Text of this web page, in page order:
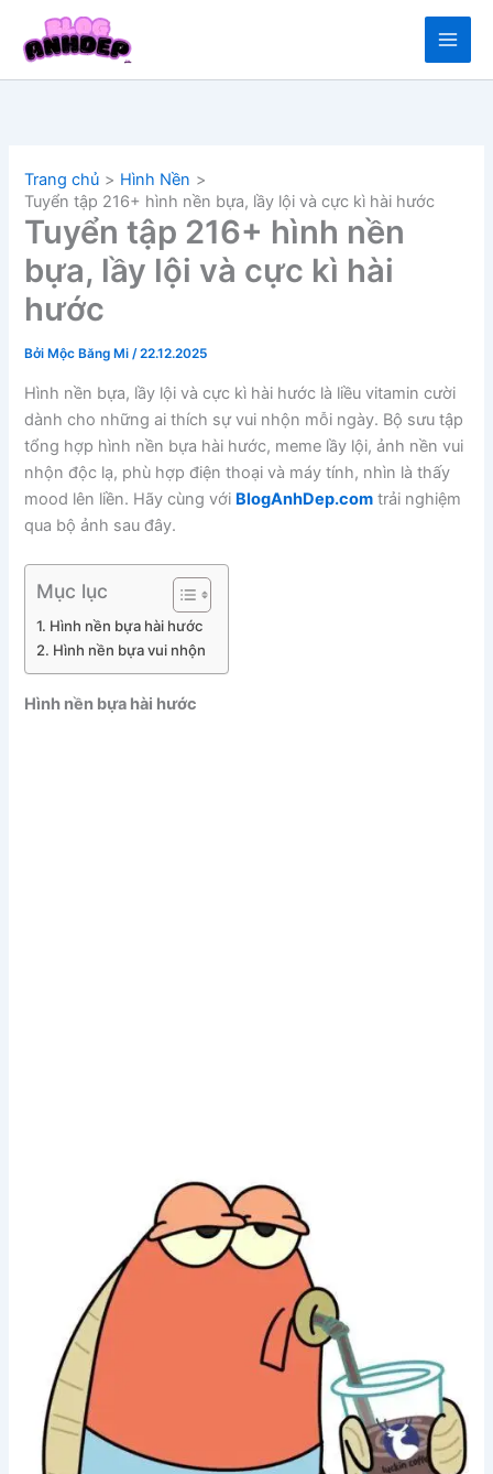
Trang chủ
Hình Nền
Tuyển tập 216+ hình nền bựa, lầy lội và cực kì hài hước
Tuyển tập 216+ hình nền
bựa, lầy lội và cực kì hài
hước
Bởi Mộc Băng Mi/22.12.2025
Hình nền bựa, lầy lội và cực kì hài hước là liều vitamin cười
dành cho những ai thích sự vui nhộn mỗi ngày. Bộ sưu tập
tổng hợp hình nền bựa hài hước, meme lầy lội, ảnh nền vui
nhộn độc lạ, phù hợp điện thoại và máy tính, nhìn là thấy
mood lên liền. Hãy cùng với BlogAnhDep.com trải nghiệm
qua bộ ảnh sau đây.
Mục lục
Hình nền bựa hài hước
Hình nền bựa vui nhộn
Hình nền bựa hài hước